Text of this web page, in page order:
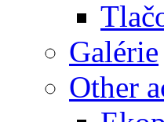
Galérie
Other